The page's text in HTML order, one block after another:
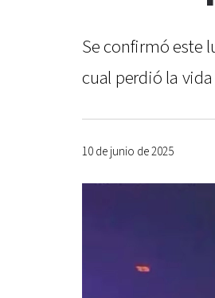
Se confirmó este
cual perdió la
10 de junio de 2025